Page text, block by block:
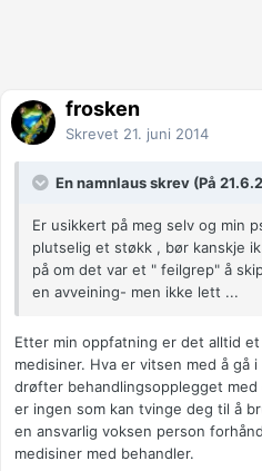
frosken
Skrevet 21. juni 2014
En namnlaus skrev (På
Er usikkert på meg selv og min
plutselig et støkk , bør kanskje
på om det var et " feilgrep" å
en avveining- men ikke lett ...
Etter min oppfatning er det alltid
medisiner. Hva er vitsen med å gå
drøfter behandlingsopplegget
er ingen som kan tvinge deg til å
en ansvarlig voksen person
medisiner med behandler.